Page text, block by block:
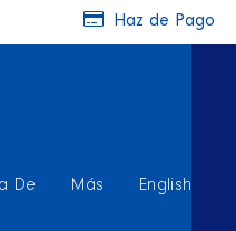
De Más English
Haz de Pago